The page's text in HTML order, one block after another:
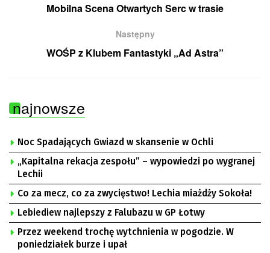
Mobilna Scena Otwartych Serc w trasie
Następny
WOŚP z Klubem Fantastyki „Ad Astra”
najnowsze
Noc Spadających Gwiazd w skansenie w Ochli
„Kapitalna rekacja zespołu” – wypowiedzi po wygranej
Lechii
Co za mecz, co za zwycięstwo! Lechia miażdży Sokoła!
Lebiediew najlepszy z Falubazu w GP Łotwy
Przez weekend trochę wytchnienia w pogodzie. W
poniedziałek burze i upał